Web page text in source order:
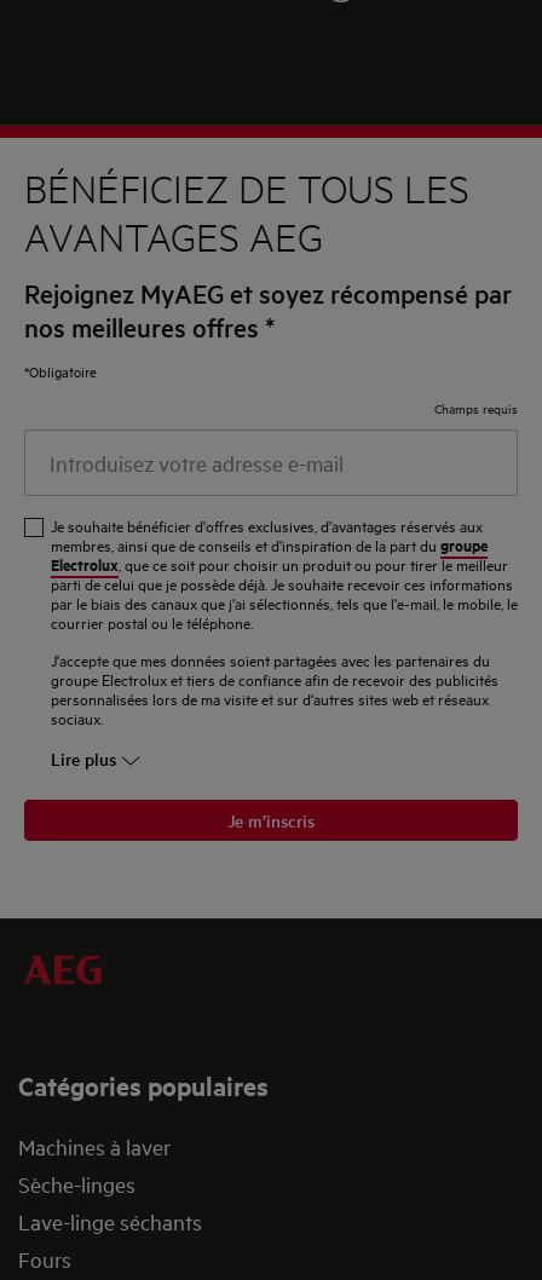
BÉNÉFICIEZ DE TOUS LES
AVANTAGES AEG
Rejoignez MyAEG et soyez récompensé par
nos meilleures offres *
*Obligatoire
Champs requis
votre
e-
mail
Je souhaite bénéficier d'offres exclusives, d'avantages réservés aux
membres, ainsi que de conseils et d'inspiration de la part du groupe
Electrolux , que ce soit pour choisir un produit ou pour tirer le meilleur
parti de celui que je possède déjà. Je souhaite recevoir ces informations
par le biais des canaux que j'ai sélectionnés, tels que l'e-mail, le mobile, le
courrier postal ou le téléphone.
J'accepte que mes données soient partagées avec les partenaires du
groupe Electrolux et tiers de confiance afin de recevoir des publicités
personnalisées lors de ma visite et sur d'autres sites web et réseaux
sociaux.
Lire plus
Je m’inscris
Catégories populaires
Machines à laver
Sèche-linges
Lave-linge séchants
Fours